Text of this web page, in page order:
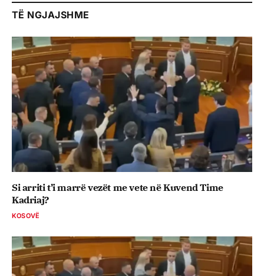
TË NGJAJSHME
Si arriti t’i marrë vezët me vete në Kuvend Time
Kadriaj?
KOSOVË